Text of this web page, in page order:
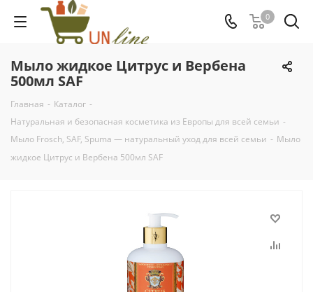
0
Мыло жидкое Цитрус и Вербена
500мл SAF
Главная - Каталог -
Натуральная и безопасная косметика из Европы для всей семьи -
Мыло Frosch, SAF, Spuma — натуральный уход для всей семьи - Мыло
жидкое Цитрус и Вербена 500мл SAF